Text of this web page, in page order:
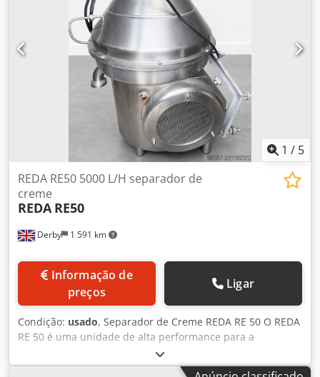
1 / 5
Derby 1 591 km
REDA RE50 5000 L/H separador de
creme
REDA RE50
preços
Ligar
Condição: usado, Separador de Creme REDA RE 50 O REDA
RE 50 é uma unidade de alta performance para a
produção de laticínios, projetada para separar o creme do
leite de forma eficiente. Com tecnologia avançada, este